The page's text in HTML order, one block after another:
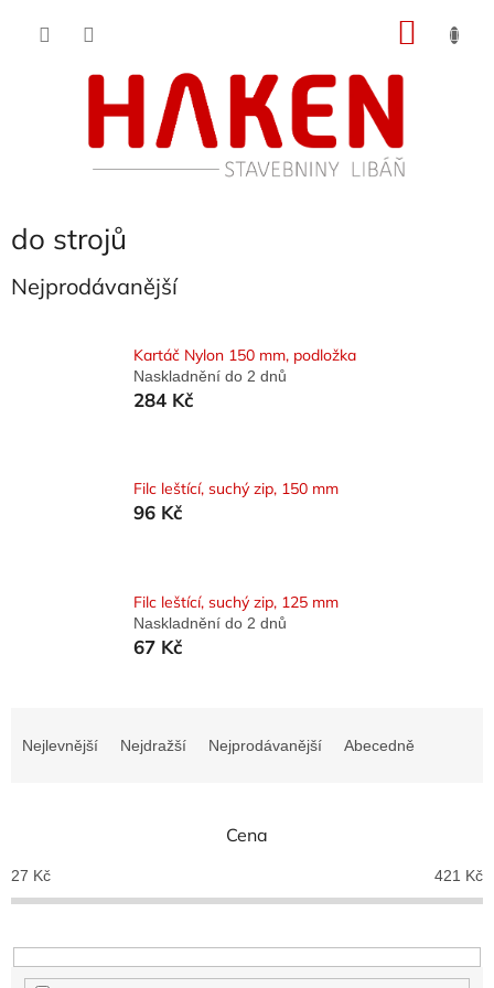
do strojů
Nejprodávanější
Kartáč Nylon 150 mm, podložka
Naskladnění do 2 dnů
284 Kč
Filc leštící, suchý zip, 150 mm
96 Kč
Filc leštící, suchý zip, 125 mm
Naskladnění do 2 dnů
67 Kč
p
r
o
u
Nejlevnější Nejdražší Nejprodávanější Abecedně
Cena
27 Kč 421 Kč